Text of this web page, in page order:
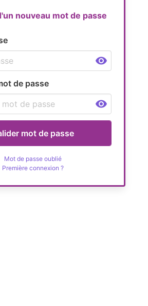
nouveau mot de passe
de passe
mot de passe
Mot de passe oublié
Première connexion ?